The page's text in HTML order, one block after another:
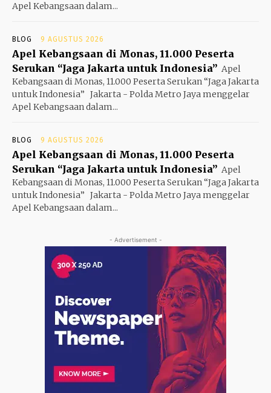
Apel Kebangsaan dalam...
BLOG 9 AGUSTUS 2026
Apel Kebangsaan di Monas, 11.000 Peserta
Serukan “Jaga Jakarta untuk Indonesia” Apel
Kebangsaan di Monas, 11.000 Peserta Serukan “Jaga Jakarta
untuk Indonesia” Jakarta - Polda Metro Jaya menggelar
Apel Kebangsaan dalam...
BLOG 9 AGUSTUS 2026
Apel Kebangsaan di Monas, 11.000 Peserta
Serukan “Jaga Jakarta untuk Indonesia” Apel
Kebangsaan di Monas, 11.000 Peserta Serukan “Jaga Jakarta
untuk Indonesia” Jakarta - Polda Metro Jaya menggelar
Apel Kebangsaan dalam...
- Advertisement -